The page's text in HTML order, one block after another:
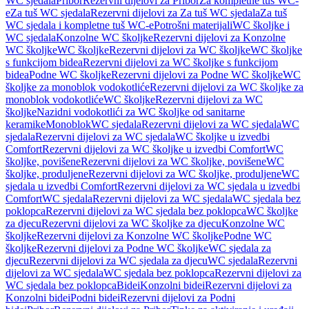
eZa tuš WC sjedalaRezervni dijelovi za Za tuš WC sjedalaZa tuš
WC sjedala i kompletne tuš WC-ePotrošni materijaliWC školjke i
WC sjedalaKonzolne WC školjkeRezervni dijelovi za Konzolne
WC školjkeWC školjkeRezervni dijelovi za WC školjkeWC školjke
s funkcijom bideaRezervni dijelovi za WC školjke s funkcijom
bideaPodne WC školjkeRezervni dijelovi za Podne WC školjkeWC
školjke za monoblok vodokotlićeRezervni dijelovi za WC školjke za
monoblok vodokotlićeWC školjkeRezervni dijelovi za WC
školjkeNazidni vodokotlići za WC školjke od sanitarne
keramikeMonoblokWC sjedalaRezervni dijelovi za WC sjedalaWC
sjedalaRezervni dijelovi za WC sjedalaWC školjke u izvedbi
ComfortRezervni dijelovi za WC školjke u izvedbi ComfortWC
školjke, povišeneRezervni dijelovi za WC školjke, povišeneWC
školjke, produljeneRezervni dijelovi za WC školjke, produljeneWC
sjedala u izvedbi ComfortRezervni dijelovi za WC sjedala u izvedbi
ComfortWC sjedalaRezervni dijelovi za WC sjedalaWC sjedala bez
poklopcaRezervni dijelovi za WC sjedala bez poklopcaWC školjke
za djecuRezervni dijelovi za WC školjke za djecuKonzolne WC
školjkeRezervni dijelovi za Konzolne WC školjkePodne WC
školjkeRezervni dijelovi za Podne WC školjkeWC sjedala za
djecuRezervni dijelovi za WC sjedala za djecuWC sjedalaRezervni
dijelovi za WC sjedalaWC sjedala bez poklopcaRezervni dijelovi za
WC sjedala bez poklopcaBideiKonzolni bideiRezervni dijelovi za
Konzolni bideiPodni bideiRezervni dijelovi za Podni